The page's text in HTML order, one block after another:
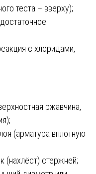
теста – вверху);
с хлоридами,
ржавчина,
(арматура вплотную
(нахлёст) стержней;